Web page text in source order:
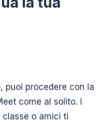
puoi procedere con la
come al solito. I
o amici ti